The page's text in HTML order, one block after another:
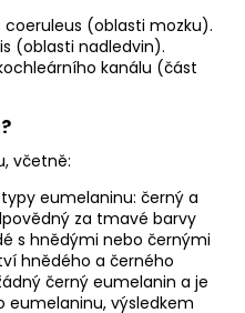
(oblasti mozku).
(oblasti nadledvin).
kanálu (část
včetně:
typy eumelaninu: černý a
za tmavé barvy
s hnědými nebo černými
hnědého a černého
černý eumelanin a je
výsledkem